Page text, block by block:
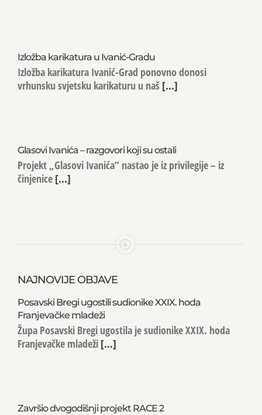
Izložba karikatura u Ivanić-Gradu
Izložba karikatura Ivanić-Grad ponovno donosi
vrhunsku svjetsku karikaturu u naš [...]
Glasovi Ivanića – razgovori koji su ostali
Projekt „Glasovi Ivanića“ nastao je iz privilegije – iz
činjenice [...]
NAJNOVIJE OBJAVE
Posavski Bregi ugostili sudionike XXIX. hoda
Franjevačke mladeži
Župa Posavski Bregi ugostila je sudionike XXIX. hoda
Franjevačke mladeži [...]
Završio dvogodišnji projekt RACE 2